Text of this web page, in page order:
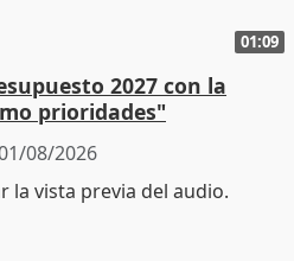
01:09
2027 con la
prioridades"
08/2026